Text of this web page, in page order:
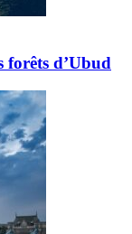
forêts d’Ubud